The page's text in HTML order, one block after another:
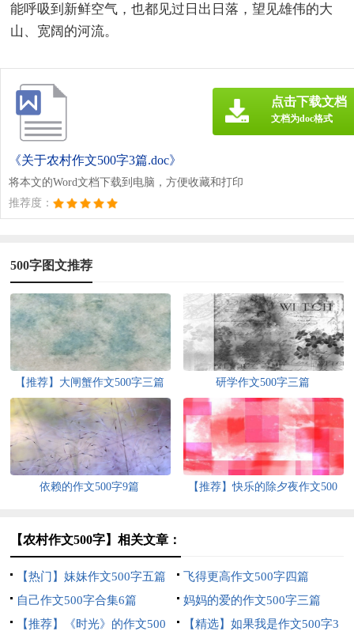
能呼吸到新鲜空气，也都见过日出日落，望见雄伟的大
山、宽阔的河流。
《关于农村作文500字3篇.doc》
将本文的Word文档下载到电脑，方便收藏和打印
推荐度：
点击下载文档
文档为doc格式
500字图文推荐
【推荐】大闸蟹作文500字三篇 研学作文500字三篇
依赖的作文500字9篇
【推荐】快乐的除夕夜作文500
【农村作文500字】相关文章：
【热门】妹妹作文500字五篇
飞得更高作文500字四篇
自己作文500字合集6篇
妈妈的爱的作文500字三篇
【推荐】《时光》的作文500
【精选】如果我是作文500字3